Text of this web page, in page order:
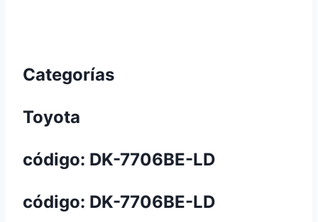
Categorías
Toyota
código: DK-7706BE-LD
código: DK-7706BE-LD